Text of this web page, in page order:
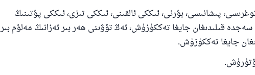
پىشانىسى، بۇرنى، ئىككى ئالقىنى، ئىككى تىزى، ئىككى پۇتىنىڭ
سەجدە قىلىدىغان جايغا تەككۈزۈش، ئەڭ تۆۋىنى ھەر بىر ئەزانىڭ مەلۇم بىر
جايغا تەككۈزۈش.